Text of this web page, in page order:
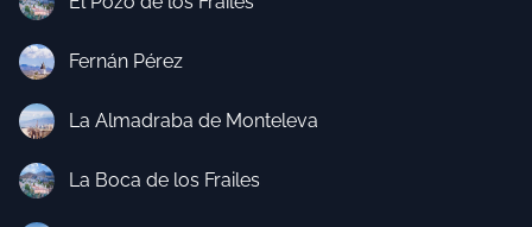
Fernán Pérez
La Almadraba de Monteleva
La Boca de los Frailes